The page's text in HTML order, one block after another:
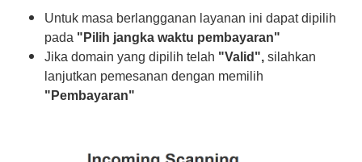
Untuk masa berlangganan layanan ini dapat dipilih
pada "Pilih jangka waktu pembayaran"
Jika domain yang dipilih telah "Valid", silahkan
lanjutkan pemesanan dengan memilih
"Pembayaran"